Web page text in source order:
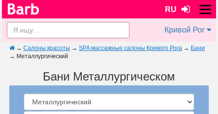
RU
Кривой Рог
→ Салоны красоты → SPA массажные салоны Кривого Рога → Бани
→ Металлургический
Бани Металлургическом